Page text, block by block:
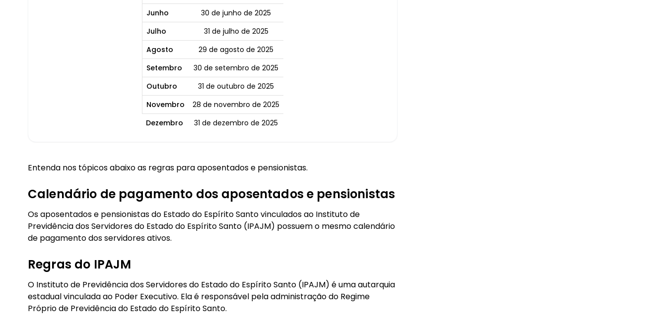
Junho
30 de junho de 2025
Julho
31 de julho de 2025
Agosto
29 de agosto de 2025
Setembro
30 de setembro de 2025
Outubro
31 de outubro de 2025
Novembro
28 de novembro de 2025
Dezembro
31 de dezembro de 2025
Entenda nos tópicos abaixo as regras para aposentados e pensionistas.
Calendário de pagamento dos aposentados e pensionistas
Os aposentados e pensionistas do Estado do Espírito Santo vinculados ao Instituto de
Previdência dos Servidores do Estado do Espírito Santo (IPAJM) possuem o mesmo calendário
de pagamento dos servidores ativos.
Regras do IPAJM
O Instituto de Previdência dos Servidores do Estado do Espírito Santo (IPAJM) é uma autarquia
estadual vinculada ao Poder Executivo. Ela é responsável pela administração do Regime
Próprio de Previdência do Estado do Espírito Santo.